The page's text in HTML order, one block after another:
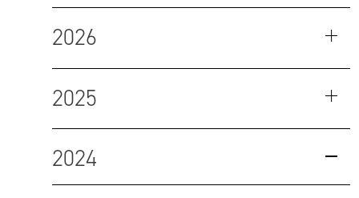
2026
2025
2024